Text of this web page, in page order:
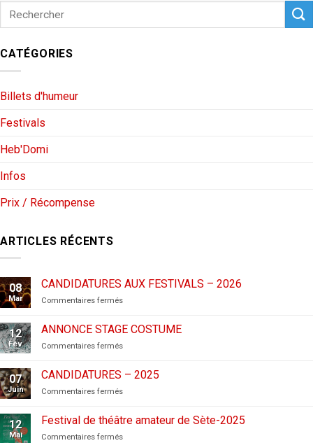
CATÉGORIES
Billets d'humeur
Festivals
Heb'Domi
Infos
Prix / Récompense
ARTICLES RÉCENTS
08
Mar
CANDIDATURES AUX FESTIVALS – 2026
Commentaires ferméssur
AUX
FESTIVALS
–
12
Fév
ANNONCE STAGE COSTUME
Commentaires ferméssur
STAGE
COSTUME
07
Juin
CANDIDATURES – 2025
Commentaires ferméssur
2025
12
Mai
Festival de théâtre amateur de Sète-2025
Commentaires ferméssur